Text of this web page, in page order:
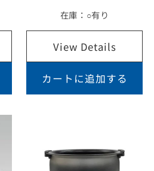
在庫： ○有り
View Details
カートに追加する